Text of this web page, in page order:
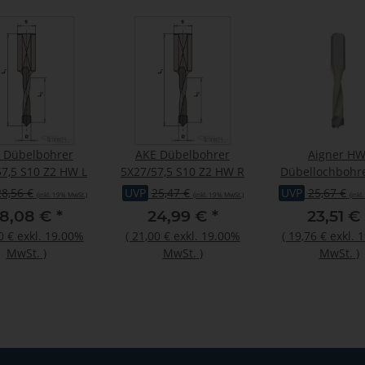
Dübelbohrer
S10 Z2 HW L
€ (inkl. 19% MwSt.)
€ *
€ exkl. 19.00%
MwSt. )
AKE Dübelbohrer
5X27/57,5 S10 Z2 HW R
UVP 25,47 € (inkl. 19% MwSt.)
24,99 € *
( 21,00 € exkl. 19.00%
MwSt. )
Aigner
C274-05575L
UVP 25,67 €
23,51 €
( 19,76 € exkl.
MwSt. )